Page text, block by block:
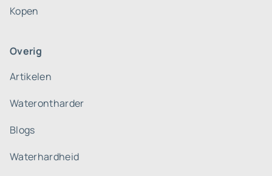
Kopen
Overig
Artikelen
Waterontharder
Blogs
Waterhardheid